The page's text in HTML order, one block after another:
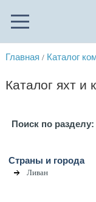
Главная / Каталог
Каталог яхт и
Поиск по разделу:
Страны и города
Ливан